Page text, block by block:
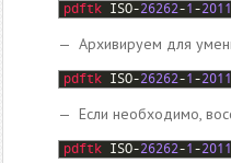
pdftk ISO-26262-1 -2011
— Архивируем для
pdftk ISO-26262-1 -2011
— Если необходимо,
pdftk ISO-26262-1 -2011